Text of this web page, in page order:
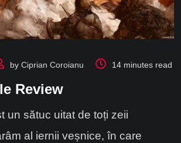
by Ciprian Coroianu 14 minutes read
Review
un sătuc uitat de toți zeii
al iernii veșnice, în care